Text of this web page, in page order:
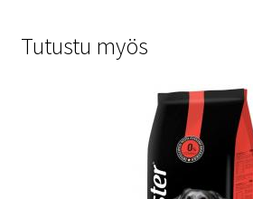
Tutustu myös